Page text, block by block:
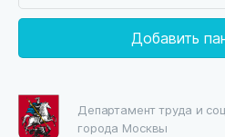
Добавить
Департамент труда и
города Москвы